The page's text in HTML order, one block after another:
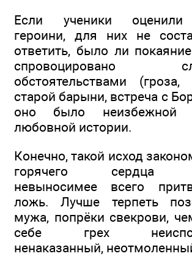
Если ученики оценили
героини, для них не
ответить, было ли
спровоцировано
обстоятельствами (гроза,
старой барыни, встреча с
оно было неизбежной
любовной истории.
Конечно, такой исход
горячего сердца
невыносимее всего
ложь. Лучше терпеть
мужа, попрёки свекрови,
себе грех
ненаказанный,